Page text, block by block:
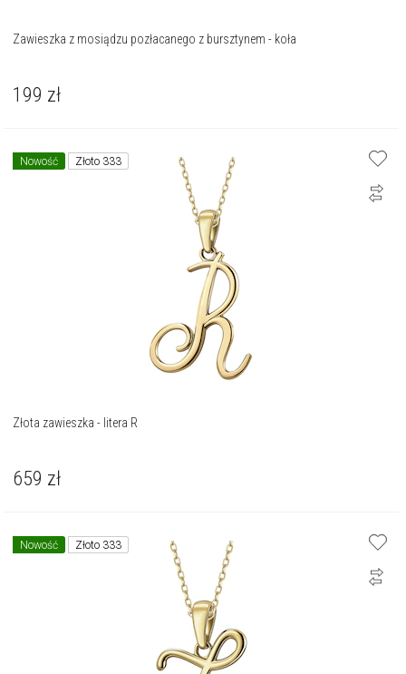
Zawieszka z mosiądzu pozłacanego z bursztynem - koła
199 zł
Nowość Złoto 333
Złota zawieszka - litera R
659 zł
Nowość Złoto 333